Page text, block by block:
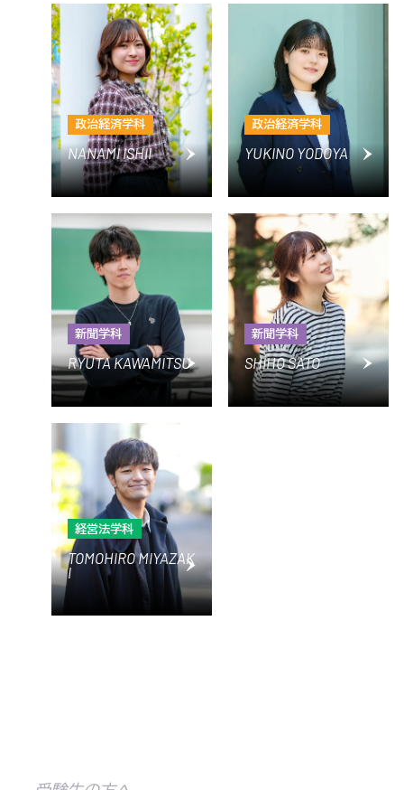
政治経済学科
NANAMI ISHII
政治経済学科
YUKINO YODOYA
新聞学科
RYUTA KAWAMITSU
新聞学科
SHIHO SATO
経営法学科
TOMOHIRO MIYAZAK
I